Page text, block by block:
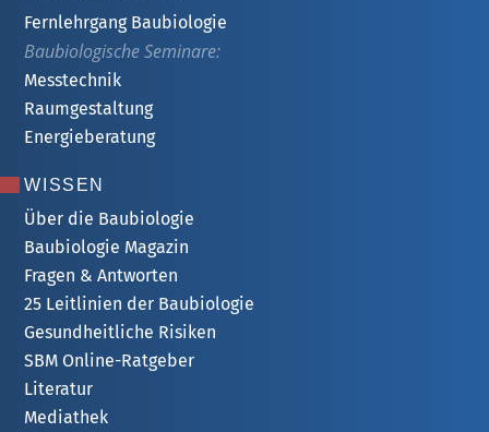
Fernlehrgang Baubiologie
Baubiologische Seminare:
Messtechnik
Raumgestaltung
Energieberatung
WISSEN
Über die Baubiologie
Baubiologie Magazin
Fragen & Antworten
25 Leitlinien der Baubiologie
Gesundheitliche Risiken
SBM Online-Ratgeber
Literatur
Mediathek